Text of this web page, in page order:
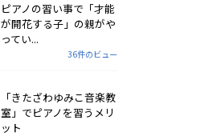
ピアノの習い事で「才能
が開花する子」の親がや
ってい...
36件のビュー
「きたざわゆみこ音楽教
室」でピアノを習うメリ
ット